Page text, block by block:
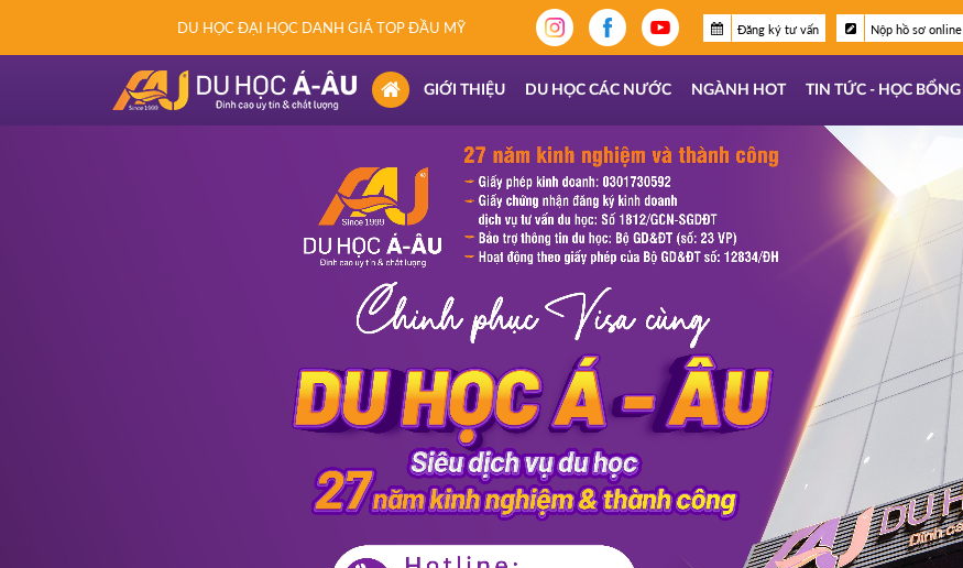
DU HỌC ĐẠI HỌC DANH GIÁ TOP ĐẦU MỸ Đăng ký tư vấn Nộp hồ sơ online
(CURRENT)
GIỚI THIỆU DU HỌC CÁC NƯỚC NGÀNH HOT TIN TỨC - HỌC BỔNG